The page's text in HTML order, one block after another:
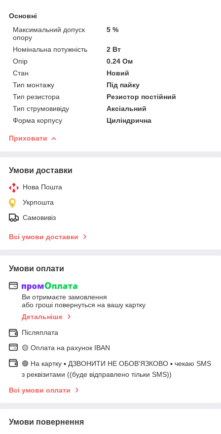
Основні
Максимальний допуск
опору
5 %
Номінальна потужність
2 Вт
Опір
0.24 Ом
Стан
Новий
Тип монтажу
Під пайку
Тип резистора
Резистор постійний
Тип струмовивіду
Аксіальний
Форма корпусу
Циліндрична
Приховати
Умови доставки
Нова Пошта
Укрпошта
Самовивіз
Всі умови доставки
Умови оплати
Ви отримаєте замовлення
або гроші повернуться на вашу картку
Детальніше
Післяплата
🟡 Оплата на рахунок IBAN
🟢 На картку ▪️ ДЗВОНИТИ НЕ ОБОВ'ЯЗКОВО ▪️ чекаю SMS
з реквізитами ((буде відправлено тільки SMS))
Всі умови оплати
Умови повернення